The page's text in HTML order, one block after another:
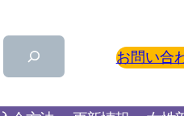
お問い合